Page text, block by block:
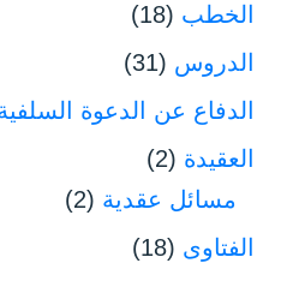
الخطب (18)
الدروس (31)
الدفاع عن الدعوة
العقيدة (2)
مسائل عقدية (2)
الفتاوى (18)